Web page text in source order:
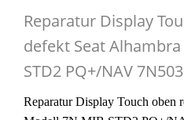
Reparatur Display
defekt Seat
STD2 PQ+/NAV
Reparatur Display Touch oben